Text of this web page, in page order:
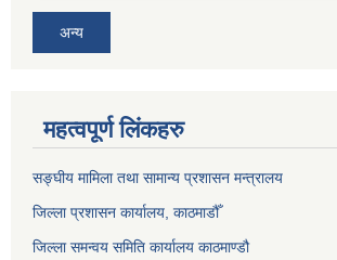
अन्य
महत्वपूर्ण लिंकहरु
सङ्‍घीय मामिला तथा सामान्य प्रशासन मन्त्रालय
जिल्ला प्रशासन कार्यालय, काठमाडौँ
जिल्ला समन्वय समिति कार्यालय काठमाण्ड‌ौ